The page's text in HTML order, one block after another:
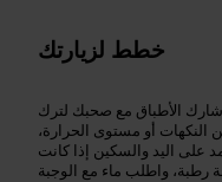
خطط لزيارتك
الأطباق مع صحبك لترك
النكهات أو مستوى الحرارة،
على اليد والسكين إذا كانت